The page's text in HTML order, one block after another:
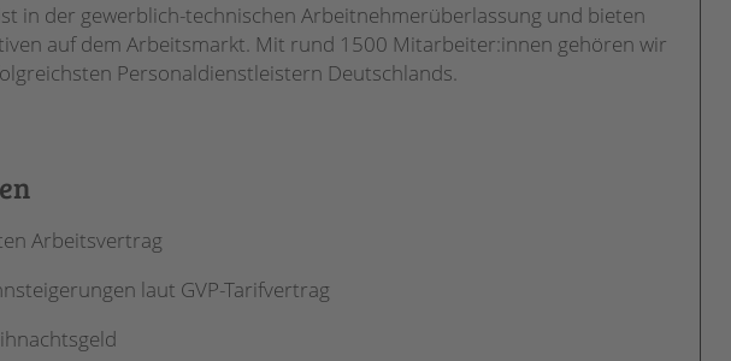
in der gewerblich-technischen Arbeitnehmerüberlassung und bieten
auf dem Arbeitsmarkt. Mit rund 1500 Mitarbeiter:innen gehören wir
Personaldienstleistern Deutschlands.
Arbeitsvertrag
laut GVP-Tarifvertrag